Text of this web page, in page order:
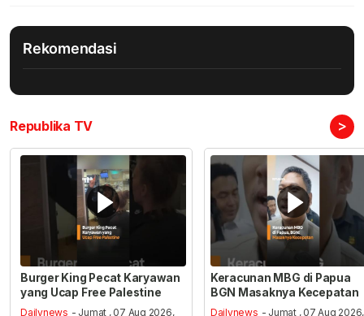
Rekomendasi
Republika TV >
Burger King Pecat Karyawan
yang Ucap Free Palestine
Dailynews - Jumat , 07 Aug 2026,
Keracunan MBG di Papua
BGN Masaknya Kecepatan
Dailynews - Jumat , 07 Aug 2026,